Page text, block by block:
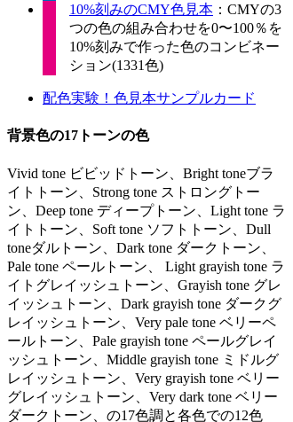
10%刻みのCMY色見本 ：CMYの3
つの色の組み合わせを0〜100％を
10%刻みで作った色のコンビネー
ション(1331色)
配色実験！色見本サンプルカード
背景色の17トーンの色
Vivid tone ビビッドトーン、Bright toneブラ
イトトーン、Strong tone ストロングトー
ン、Deep tone ディープトーン、Light tone ラ
イトトーン、Soft tone ソフトトーン、Dull
toneダルトーン、Dark tone ダークトーン、
Pale tone ペールトーン、 Light grayish tone ラ
イトグレイッシュトーン、Grayish tone グレ
イッシュトーン、Dark grayish tone ダークグ
レイッシュトーン、Very pale tone ベリーペ
ールトーン、Pale grayish tone ペールグレイ
ッシュトーン、Middle grayish tone ミドルグ
レイッシュトーン、Very grayish tone ベリー
グレイッシュトーン、Very dark tone ベリー
ダークトーン、の17色調と各色での12色